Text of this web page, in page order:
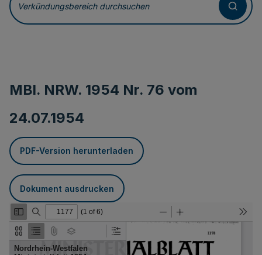
Verkündungsbereich durchsuchen
MBl. NRW. 1954 Nr. 76 vom
24.07.1954
PDF-Version herunterladen
Dokument ausdrucken